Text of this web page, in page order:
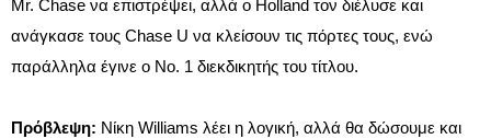
Mr. Chase να επιστρέψει, αλλά ο Holland τον διέλυσε και
ανάγκασε τους Chase U να κλείσουν τις πόρτες τους, ενώ
παράλληλα έγινε ο Νο. 1 διεκδικητής του τίτλου.
Πρόβλεψη: Νίκη Williams λέει η λογική, αλλά θα δώσουμε και